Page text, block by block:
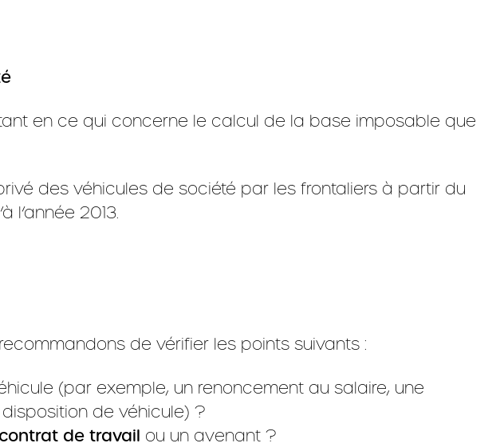
en ce qui concerne le calcul de la base imposable que
des véhicules de société par les frontaliers à partir du
l’année 2013.
de vérifier les points suivants :
(par exemple, un renoncement au salaire, une
de véhicule) ?
de travail ou un avenant ?